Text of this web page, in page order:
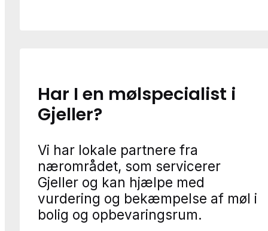
Har I en mølspecialist i
Gjeller?
Vi har lokale partnere fra
nærområdet, som servicerer
Gjeller og kan hjælpe med
vurdering og bekæmpelse af møl i
bolig og opbevaringsrum.